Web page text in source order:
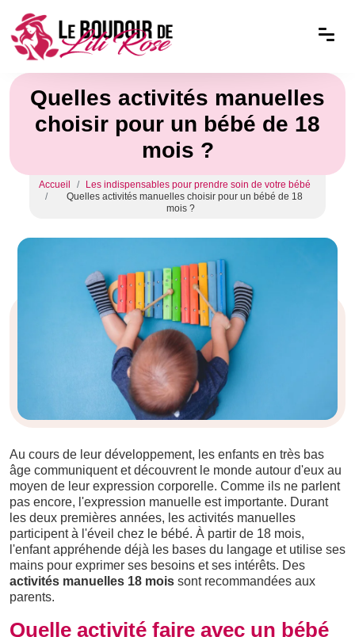
Quelles activités manuelles
choisir pour un bébé de 18
mois ?
Accueil
Les indispensables pour prendre soin de votre bébé
Quelles activités manuelles choisir pour un bébé de 18
mois ?
Au cours de leur développement, les enfants en très bas
âge communiquent et découvrent le monde autour d'eux au
moyen de leur expression corporelle. Comme ils ne parlent
pas encore, l'expression manuelle est importante. Durant
les deux premières années, les activités manuelles
participent à l'éveil chez le bébé. À partir de 18 mois,
l'enfant appréhende déjà les bases du langage et utilise ses
mains pour exprimer ses besoins et ses intérêts. Des
activités manuelles 18 mois sont recommandées aux
parents.
Quelle activité faire avec un bébé